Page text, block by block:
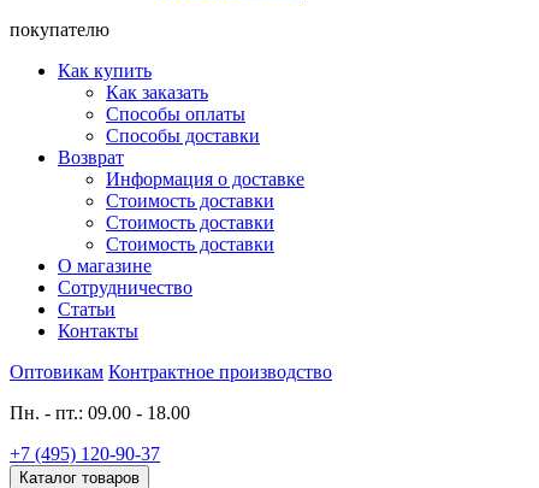
покупателю
Как купить
Как заказать
Способы оплаты
Способы доставки
Возврат
Информация о доставке
Стоимость доставки
Стоимость доставки
Стоимость доставки
О магазине
Сотрудничество
Статьи
Контакты
Оптовикам Контрактное производство
Пн. - пт.: 09.00 - 18.00
+7 (495) 120-90-37
Каталог товаров